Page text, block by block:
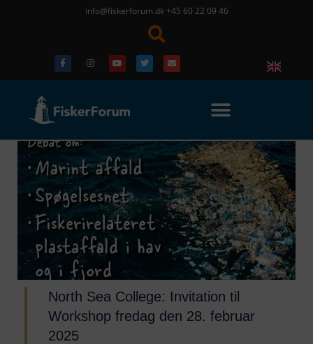
info@fiskerforum.dk +45 60 22 09 46
North Sea College: Invitation til
Workshop fredag den 28. februar
2025